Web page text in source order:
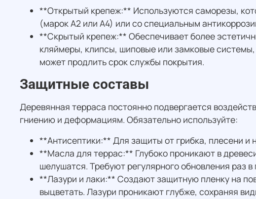
**Открытый крепеж:** Используются саморезы,
(марок А2 или А4) или со специальным
**Скрытый крепеж:** Обеспечивает более
кляймеры, клипсы, шиповые или замковые
может продлить срок службы покрытия.
Защитные составы
Деревянная терраса постоянно подвергается
гниению и деформациям. Обязательно используйте:
**Антисептики:** Для защиты от грибка, плесени и
**Масла для террас:** Глубоко проникают в
шелушатся. Требуют регулярного обновления раз
**Лазури и лаки:** Создают защитную пленку на
выцветать. Лазури проникают глубже, сохраняя